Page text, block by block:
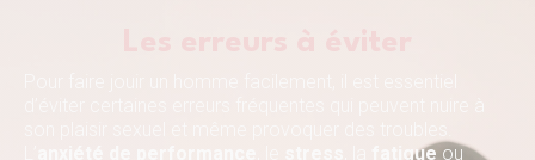
fatigue ou